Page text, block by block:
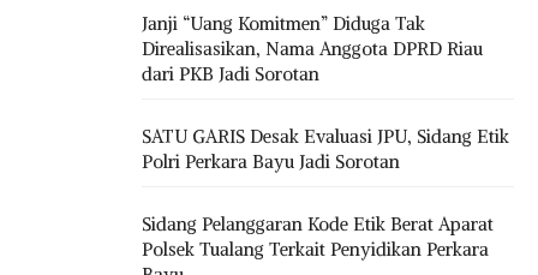
Janji “Uang Komitmen” Diduga Tak
Direalisasikan, Nama Anggota DPRD Riau
dari PKB Jadi Sorotan
SATU GARIS Desak Evaluasi JPU, Sidang Etik
Polri Perkara Bayu Jadi Sorotan
Sidang Pelanggaran Kode Etik Berat Aparat
Polsek Tualang Terkait Penyidikan Perkara